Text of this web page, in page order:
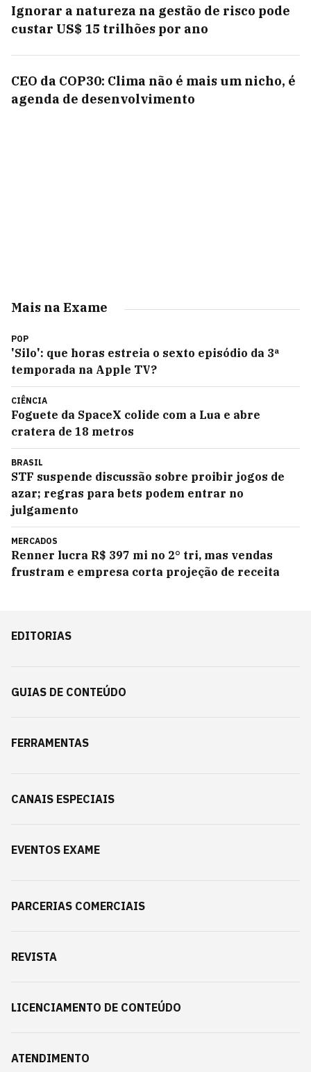
Ignorar a natureza na gestão de risco pode
custar US$ 15 trilhões por ano
CEO da COP30: Clima não é mais um nicho, é
agenda de desenvolvimento
Mais na Exame
POP
'Silo': que horas estreia o sexto episódio da 3ª
temporada na Apple TV?
CIÊNCIA
Foguete da SpaceX colide com a Lua e abre
cratera de 18 metros
BRASIL
STF suspende discussão sobre proibir jogos de
azar; regras para bets podem entrar no
julgamento
MERCADOS
Renner lucra R$ 397 mi no 2° tri, mas vendas
frustram e empresa corta projeção de receita
EDITORIAS
GUIAS DE CONTEÚDO
FERRAMENTAS
CANAIS ESPECIAIS
EVENTOS EXAME
PARCERIAS COMERCIAIS
REVISTA
LICENCIAMENTO DE CONTEÚDO
ATENDIMENTO